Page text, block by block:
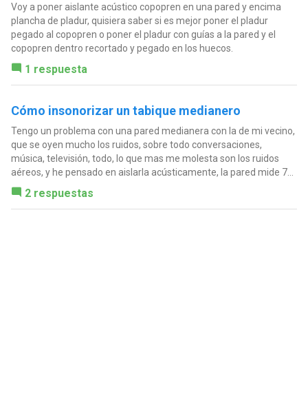
Voy a poner aislante acústico copopren en una pared y encima
plancha de pladur, quisiera saber si es mejor poner el pladur
pegado al copopren o poner el pladur con guías a la pared y el
copopren dentro recortado y pegado en los huecos.
1 respuesta
Cómo insonorizar un tabique medianero
Tengo un problema con una pared medianera con la de mi vecino,
que se oyen mucho los ruidos, sobre todo conversaciones,
música, televisión, todo, lo que mas me molesta son los ruidos
aéreos, y he pensado en aislarla acústicamente, la pared mide 7...
2 respuestas